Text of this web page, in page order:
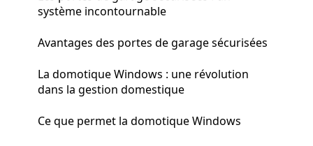
système incontournable
Avantages des portes de garage sécurisées
La domotique Windows : une révolution
dans la gestion domestique
Ce que permet la domotique Windows